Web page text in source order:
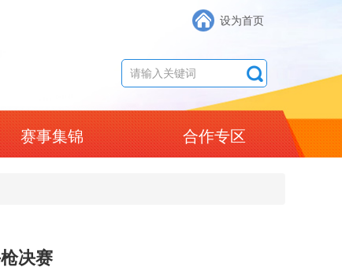
设为首页
赛事集锦 合作专区
决赛